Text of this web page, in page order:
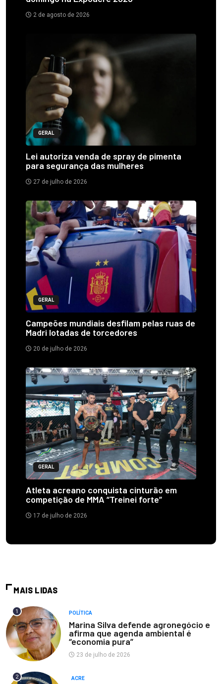
2 de agosto de 2026
GERAL
Lei autoriza venda de spray de pimenta
para segurança das mulheres
27 de julho de 2026
GERAL
Campeões mundiais desfilam pelas ruas de
Madri lotadas de torcedores
20 de julho de 2026
GERAL
Atleta acreano conquista cinturão em
competição de MMA “Treinei forte”
17 de julho de 2026
MAIS LIDAS
1 POLÍTICA
Marina Silva defende agronegócio e
afirma que agenda ambiental é
“economia pura”
23 de julho de 2026
2 ACRE